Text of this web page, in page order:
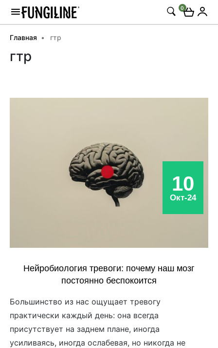
0
Главная гтр
гтр
10
Окт-24
Нейробиология тревоги: почему наш мозг
постоянно беспокоится
Большинство из нас ощущает тревогу
практически каждый день: она всегда
присутствует на заднем плане, иногда
усиливаясь, иногда ослабевая, но никогда не